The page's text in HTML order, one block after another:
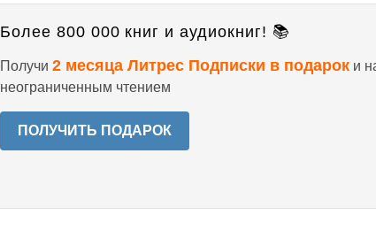
Более 800 000 книг и аудиокниг! 📚
Получи 2 месяца Литрес Подписки в подарок и
неограниченным чтением
ПОЛУЧИТЬ ПОДАРОК